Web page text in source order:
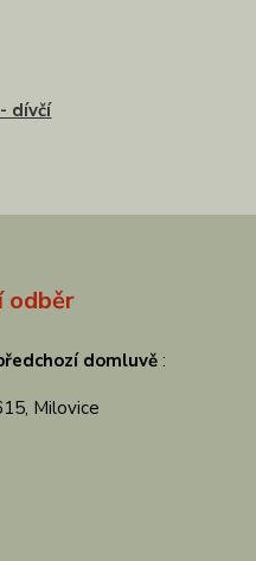
dívčí
odběr
domluvě :
Milovice